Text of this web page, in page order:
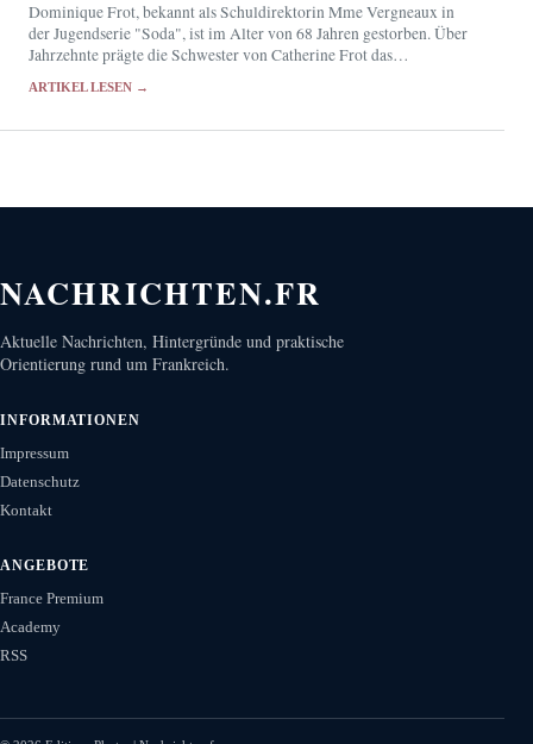
Dominique Frot, bekannt als Schuldirektorin Mme Vergneaux in
der Jugendserie "Soda", ist im Alter von 68 Jahren gestorben. Über
Jahrzehnte prägte die Schwester von Catherine Frot das
ARTIKEL LESEN →
NACHRICHTEN.FR
Aktuelle Nachrichten, Hintergründe und praktische
Orientierung rund um Frankreich.
INFORMATIONEN
Impressum
Datenschutz
Kontakt
ANGEBOTE
France Premium
Academy
RSS